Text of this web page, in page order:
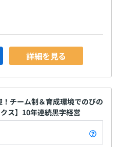
詳細を見る
！チーム制＆育成環境でのびの
ス】10年連続黒字経営